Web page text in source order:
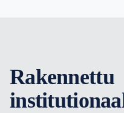
Rakennettu